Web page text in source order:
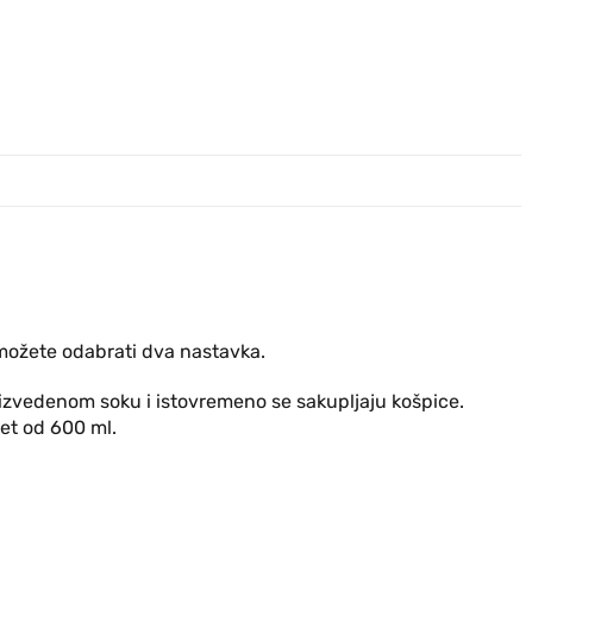
odabrati dva nastavka.
soku i istovremeno se sakupljaju košpice.
od 600 ml.